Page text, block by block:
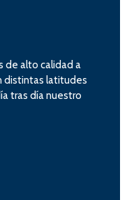
de alto calidad a
distintas latitudes
tras día nuestro